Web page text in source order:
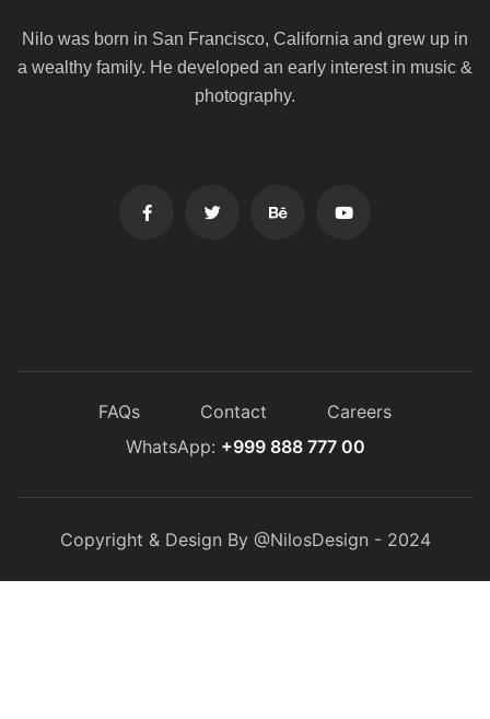
Nilo was born in San Francisco, California and grew up in
a wealthy family. He developed an early interest in music &
photography.
FAQs Contact
Careers
WhatsApp: +999 888 777 00
Copyright & Design By @NilosDesign - 2024